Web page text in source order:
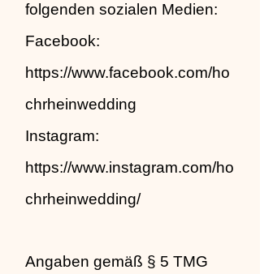
folgenden sozialen Medien:
Facebook:
https://www.facebook.com/ho
chrheinwedding
Instagram:
https://www.instagram.com/ho
chrheinwedding/
Angaben gemäß § 5 TMG